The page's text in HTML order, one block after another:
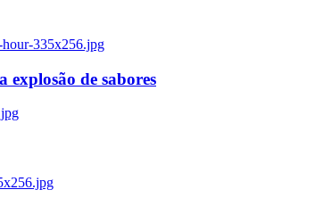
hour-335x256.jpg
explosão de sabores